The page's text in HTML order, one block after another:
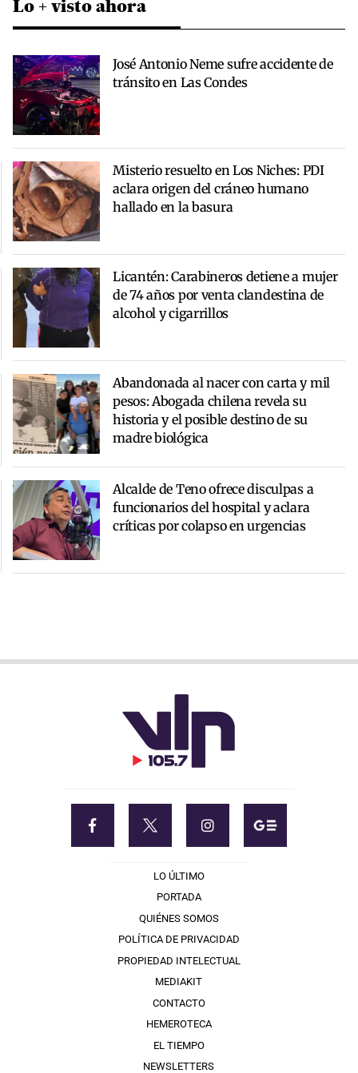
Lo + visto ahora
José Antonio Neme sufre accidente de
tránsito en Las Condes
Misterio resuelto en Los Niches: PDI
aclara origen del cráneo humano
hallado en la basura
Licantén: Carabineros detiene a mujer
de 74 años por venta clandestina de
alcohol y cigarrillos
Abandonada al nacer con carta y mil
pesos: Abogada chilena revela su
historia y el posible destino de su
madre biológica
Alcalde de Teno ofrece disculpas a
funcionarios del hospital y aclara
críticas por colapso en urgencias
LO ÚLTIMO
PORTADA
QUIÉNES SOMOS
POLÍTICA DE PRIVACIDAD
PROPIEDAD INTELECTUAL
MEDIAKIT
CONTACTO
HEMEROTECA
EL TIEMPO
NEWSLETTERS